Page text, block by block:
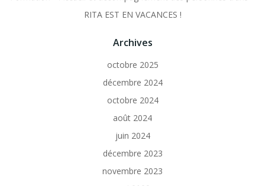
RITA EST EN VACANCES !
Archives
octobre 2025
décembre 2024
octobre 2024
août 2024
juin 2024
décembre 2023
novembre 2023